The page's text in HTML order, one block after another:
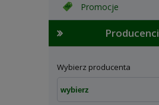
Promocje
Producenci
Wybierz producenta